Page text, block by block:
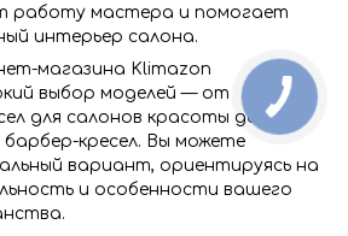
работу мастера и помогает
интерьер салона.
магазина Klimazon
выбор моделей — от
для салонов красоты до
кресел. Вы можете
вариант, ориентируясь на
и особенности вашего